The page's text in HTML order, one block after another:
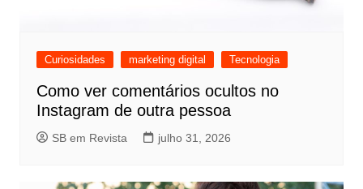
Curiosidades marketing digital Tecnologia
Como ver comentários ocultos no
Instagram de outra pessoa
SB em Revista julho 31, 2026